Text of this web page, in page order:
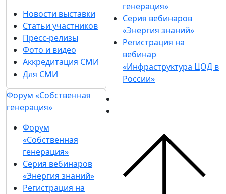
Новости выставки
Статьи участников
Пресс-релизы
Фото и видео
Аккредитация СМИ
Для СМИ
Форум «Собственная
генерация»
Форум
«Собственная
генерация»
Серия вебинаров
«Энергия знаний»
Регистрация на
генерация»
Серия вебинаров
«Энергия знаний»
Регистрация на
вебинар
«Инфраструктура ЦОД в
России»